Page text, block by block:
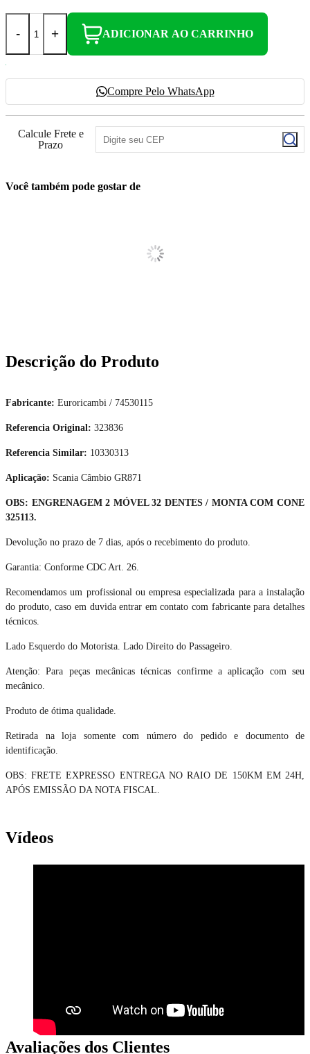
- + ADICIONAR AO CARRINHO
Compre Pelo WhatsApp
Calcule Frete e
Prazo
Você também pode gostar de
Descrição do Produto
Fabricante: Euroricambi / 74530115
Referencia Original: 323836
Referencia Similar: 10330313
Aplicação: Scania Câmbio GR871
OBS: ENGRENAGEM 2 MÓVEL 32 DENTES / MONTA COM CONE
325113.
Devolução no prazo de 7 dias, após o recebimento do produto.
Garantia: Conforme CDC Art. 26.
Recomendamos um profissional ou empresa especializada para a instalação
do produto, caso em duvida entrar em contato com fabricante para detalhes
técnicos.
Lado Esquerdo do Motorista. Lado Direito do Passageiro.
Atenção: Para peças mecânicas técnicas confirme a aplicação com seu
mecânico.
Produto de ótima qualidade.
Retirada na loja somente com número do pedido e documento de
identificação.
OBS: FRETE EXPRESSO ENTREGA NO RAIO DE 150KM EM 24H,
APÓS EMISSÃO DA NOTA FISCAL.
Vídeos
Avaliações dos Clientes